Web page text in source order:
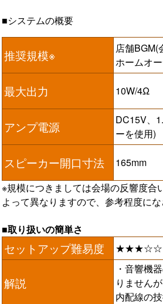
■システムの概要
推奨規模※
店舗BGM(
ホームオ
最大出力 10W/4Ω
アンプ電源
DC15V、
ーを使用)
スピーカー開口寸法
165mm
※規模につきましては会場の反響度合
よって異なりますので、参考程度にな
■取り扱いの簡単さ
セットアップ難易度 ★★★☆☆
解説
・音響機
りません
内配線の